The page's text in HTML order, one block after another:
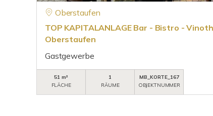
Oberstaufen
TOP KAPITALANLAGE Bar - Bistro -
Oberstaufen
Gastgewerbe
51 m²
FLÄCHE
1
RÄUME
MB_KORTE_167
OBJEKTNUMMER